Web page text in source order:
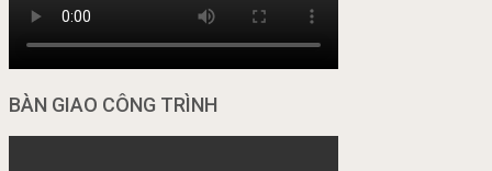
BÀN GIAO CÔNG TRÌNH